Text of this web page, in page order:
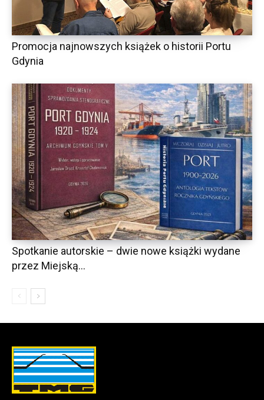
Promocja najnowszych książek o historii Portu
Gdynia
Spotkanie autorskie – dwie nowe książki wydane
przez Miejską...